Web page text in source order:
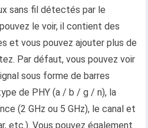
sans fil détectés par le
le voir, il contient des
et vous pouvez ajouter plus de
Par défaut, vous pouvez voir
sous forme de barres
de PHY (a / b / g / n), la
(2 GHz ou 5 GHz), le canal et
etc.). Vous pouvez également